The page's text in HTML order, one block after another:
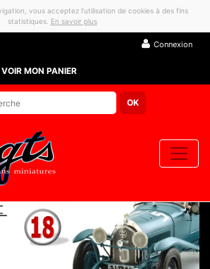
vous acceptez l’utilisation de cookies à des fins
statistiques. En savoir plus
Connexion
VOIR MON PANIER